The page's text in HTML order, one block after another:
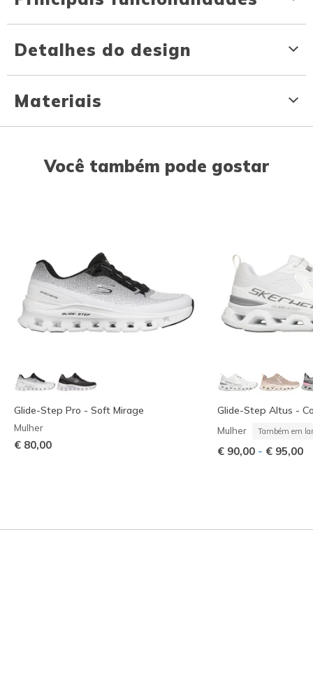
Detalhes do design
Materiais
Você também pode gostar
Glide-Step Pro - Soft Mirage
Mulher
€ 80,00
Glide-Step Altus -
Mulher Também em
€ 90,00 - € 95,00